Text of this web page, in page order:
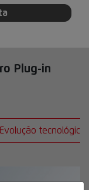
Plug-in
Evolução tecnológica